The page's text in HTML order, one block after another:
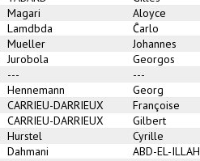
Magari Aloyce
Lamdbda Ĉarlo
Mueller Johannes
Jurobola Georgos
--- ---
Hennemann Georg
CARRIEU-DARRIEUX Françoise
CARRIEU-DARRIEUX Gilbert
Hurstel Cyrille
Dahmani ABD-EL-ILLAH